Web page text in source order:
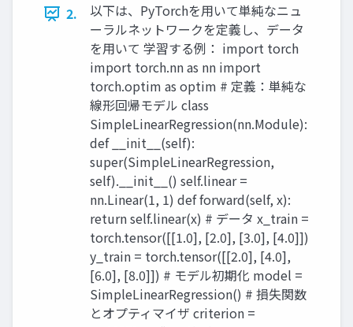
2.
以下は、PyTorchを用いて単純なニュ
ーラルネットワークを定義し、データ
を用いて 学習する例： import torch
import torch.nn as nn import
torch.optim as optim # 定義：単純な
線形回帰モデル class
SimpleLinearRegression(nn.Module):
def __init__(self):
super(SimpleLinearRegression,
self).__init__() self.linear =
nn.Linear(1, 1) def forward(self, x):
return self.linear(x) # データ x_train =
torch.tensor([[1.0], [2.0], [3.0], [4.0]])
y_train = torch.tensor([[2.0], [4.0],
[6.0], [8.0]]) # モデル初期化 model =
SimpleLinearRegression() # 損失関数
とオプティマイザ criterion =